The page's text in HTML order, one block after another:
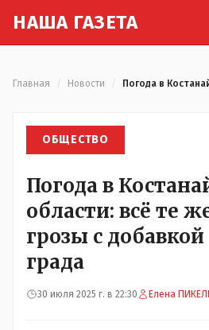
НАША ГАЗЕТА
Главная Новости
ОБЩЕСТВО
Погода в
области: всё те
грозы с
града
30 июля 2025 г. в 22:30 Елена